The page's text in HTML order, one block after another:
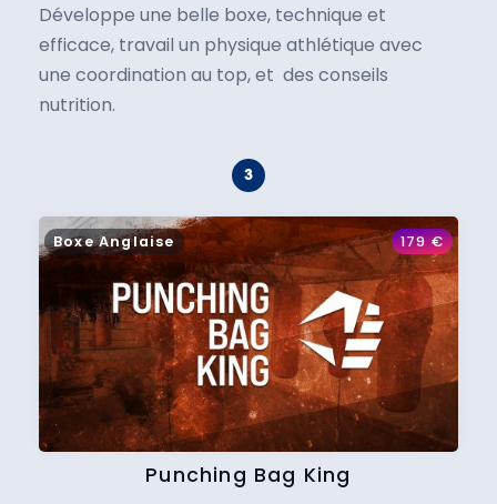
Développe une belle boxe, technique et
efficace, travail un physique athlétique avec
une coordination au top, et des conseils
nutrition.
Boxe Anglaise 179€
Punching Bag King